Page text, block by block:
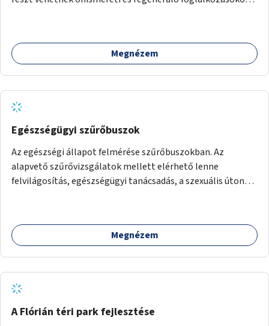
Megnézem
Egészségügyi szűrőbuszok
Az egészségi állapot felmérése szűrőbuszokban. Az
alapvető szűrővizsgálatok mellett elérhető lenne
felvilágosítás, egészségügyi tanácsadás, a szexuális úton
Megnézem
A Flórián téri park fejlesztése